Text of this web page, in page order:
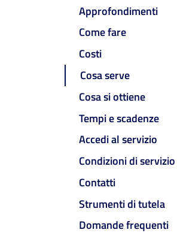
Approfondimenti
Come fare
Costi
Cosa serve
Cosa si ottiene
Tempi e scadenze
Accedi al servizio
Condizioni di servizio
Contatti
Strumenti di tutela
Domande frequenti